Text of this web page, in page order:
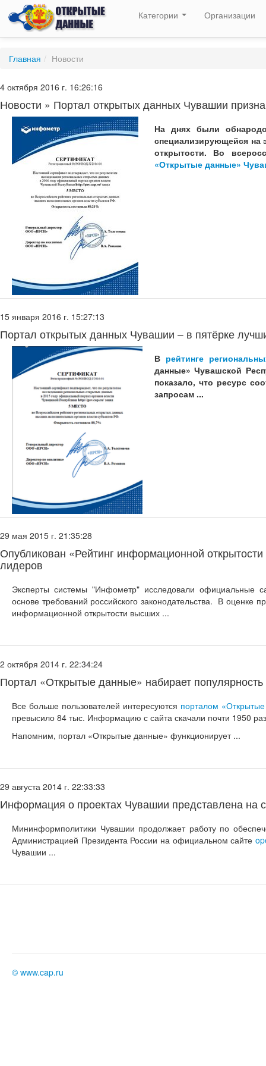
Категории Организации
Главная / Новости
4 октября 2016 г. 16:26:16
Новости » Портал открытых данных Чувашии
На днях были
специализирующейся на
открытости. Во
«Открытые данные»
15 января 2016 г. 15:27:13
Портал открытых данных Чувашии – в пятёрке
В рейтинге
данные» Чувашской
показало, что ресурс
запросам ...
29 мая 2015 г. 21:35:28
Опубликован «Рейтинг информационной
лидеров
Эксперты системы "Инфометр" исследовали официальные
основе требований российского законодательства. В оценке
информационной открытости высших ...
2 октября 2014 г. 22:34:24
Портал «Открытые данные» набирает популярность
Все больше пользователей интересуются порталом
превысило 84 тыс. Информацию с сайта скачали почти 1950
Напомним, портал «Открытые данные» функционирует ...
29 августа 2014 г. 22:33:33
Информация о проектах Чувашии представлена на
Мининформполитики Чувашии продолжает работу по
Администрацией Президента России на официальном сайте
Чувашии ...
© www.cap.ru